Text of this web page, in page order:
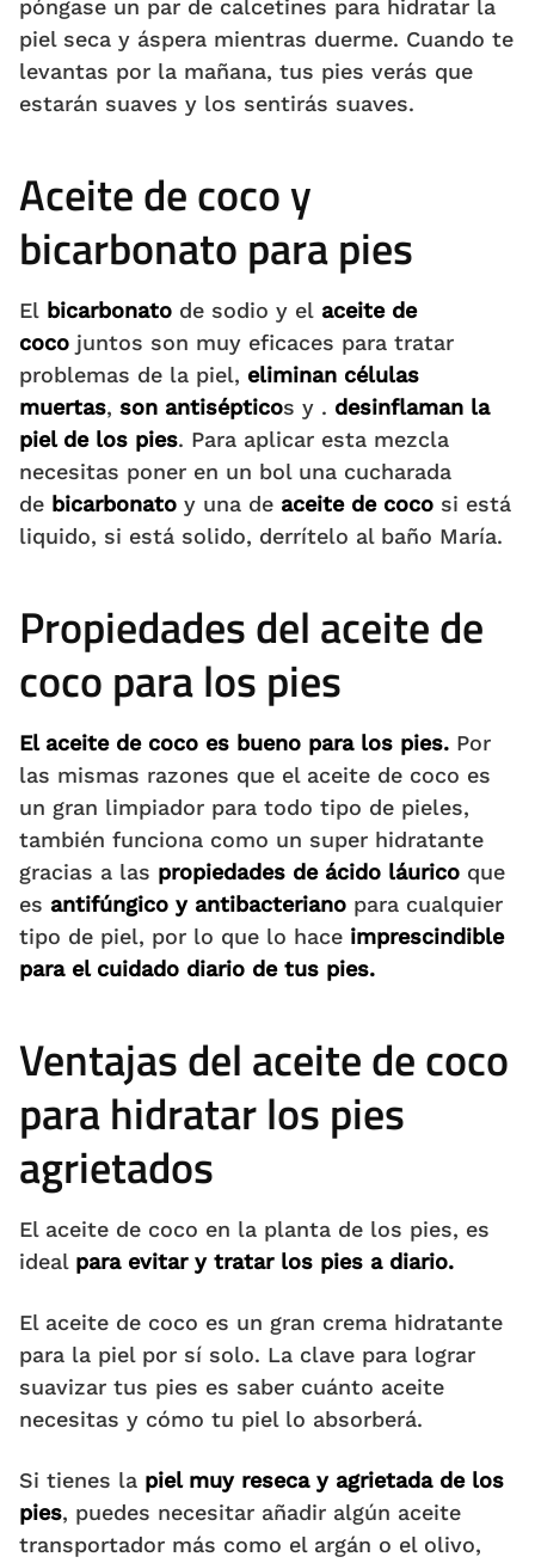
póngase un par de calcetines para hidratar la
piel seca y áspera mientras duerme. Cuando te
levantas por la mañana, tus pies verás que
estarán suaves y los sentirás suaves.
Aceite de coco y
bicarbonato para pies
El bicarbonato de sodio y el aceite de
coco juntos son muy eficaces para tratar
problemas de la piel, eliminan células
muertas, son antisépticos y . desinflaman la
piel de los pies. Para aplicar esta mezcla
necesitas poner en un bol una cucharada
de bicarbonato y una de aceite de coco si está
liquido, si está solido, derrítelo al baño María.
Propiedades del aceite de
coco para los pies
El aceite de coco es bueno para los pies. Por
las mismas razones que el aceite de coco es
un gran limpiador para todo tipo de pieles,
también funciona como un super hidratante
gracias a las propiedades de ácido láurico que
es antifúngico y antibacteriano para cualquier
tipo de piel, por lo que lo hace imprescindible
para el cuidado diario de tus pies.
Ventajas del aceite de coco
para hidratar los pies
agrietados
El aceite de coco en la planta de los pies, es
ideal para evitar y tratar los pies a diario.
El aceite de coco es un gran crema hidratante
para la piel por sí solo. La clave para lograr
suavizar tus pies es saber cuánto aceite
necesitas y cómo tu piel lo absorberá.
Si tienes la piel muy reseca y agrietada de los
pies, puedes necesitar añadir algún aceite
transportador más como el argán o el olivo,